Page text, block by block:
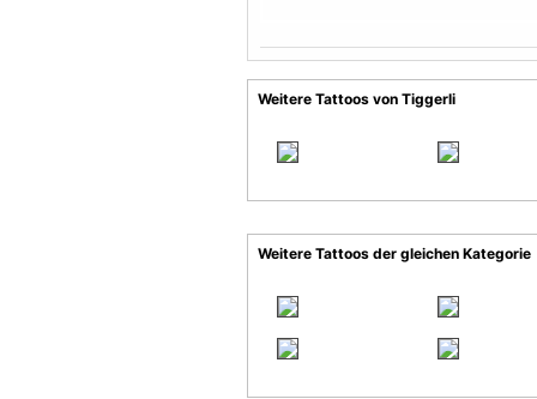
Weitere Tattoos von Tiggerli
Weitere Tattoos der gleichen Kategorie